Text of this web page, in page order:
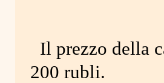
Il prezzo della
200 rubli.